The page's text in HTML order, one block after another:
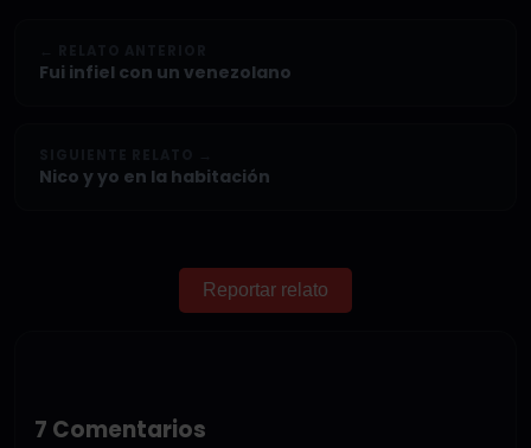
Fui infiel con un venezolano
Nico y yo en la habitación
Reportar relato
7 Comentarios